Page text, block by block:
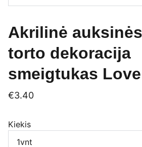
Akrilinė
torto dekoracija
smeigtukas Love
€3.40
Kiekis